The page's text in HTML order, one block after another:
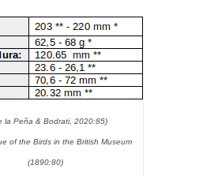
la Peña & Bodrati, 2020:85)
of the Birds in the British Museum
(1890:80)